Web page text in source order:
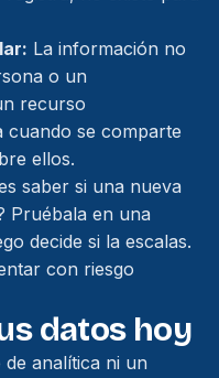
La información no
o un
recurso
cuando se comparte
ellos.
saber si una nueva
Pruébala en una
decide si la escalas.
con riesgo
datos hoy
analítica ni un